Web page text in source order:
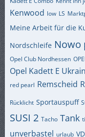
Kenwood low LS
Meine Arbeit für die
Nordschleife Nowo
Opel Club Nordhessen
Opel Kadett E
red pearl Remscheid
Rücklicht Sportauspuff
SUSI 2 Tacho Tank
unverbastel urlaub